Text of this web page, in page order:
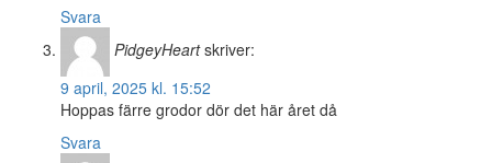
Svara
PidgeyHeart skriver:
9 april, 2025 kl. 15:52
Hoppas färre grodor dör det här året då
Svara